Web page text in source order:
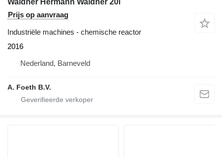
Waldner Hermann Waldner 20l
Prijs op aanvraag
Industriële machines - chemische reactor
2016
Nederland, Barneveld
A. Foeth B.V.